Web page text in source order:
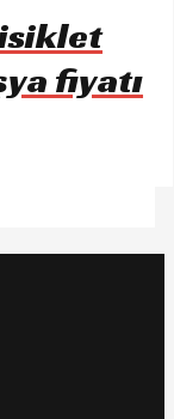
fiyatı